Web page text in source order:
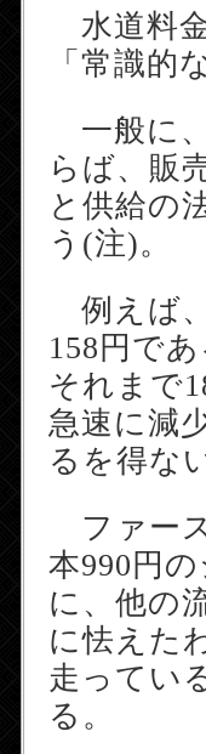
水道料
「常識的
一般に
らば、販
と供給の
う(注)。
例えば
158円で
それまで
急速に減
るを得な
ファー
本990円
に、他の
に怯えた
走ってい
る。